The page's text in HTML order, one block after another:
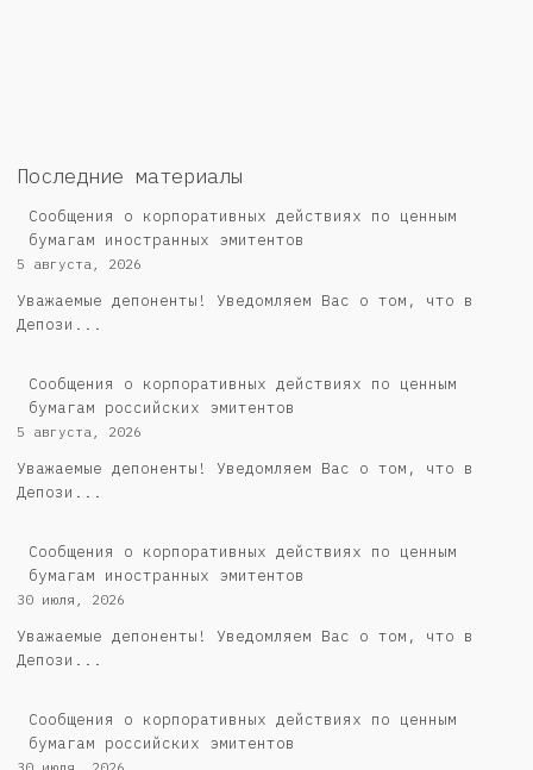
Последние материалы
Сообщения о корпоративных действиях по ценным
бумагам иностранных эмитентов
5 августа, 2026
Уважаемые депоненты! Уведомляем Вас о том, что в
Депози...
Cообщения о корпоративных действиях по ценным
бумагам российских эмитентов
5 августа, 2026
Уважаемые депоненты! Уведомляем Вас о том, что в
Депози...
Сообщения о корпоративных действиях по ценным
бумагам иностранных эмитентов
30 июля, 2026
Уважаемые депоненты! Уведомляем Вас о том, что в
Депози...
Cообщения о корпоративных действиях по ценным
бумагам российских эмитентов